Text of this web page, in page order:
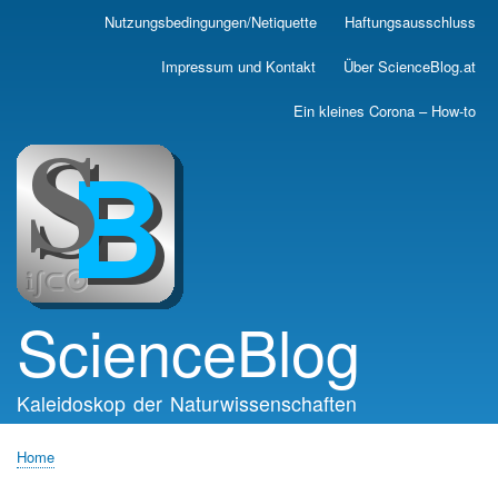
Skip
main
Nutzungsbedingungen/Netiquette Haftungsausschluss
Impressum und Kontakt Über ScienceBlog.at
Ein kleines Corona – How-to
ScienceBlog
Kaleidoskop der Naturwissenschaften
Home